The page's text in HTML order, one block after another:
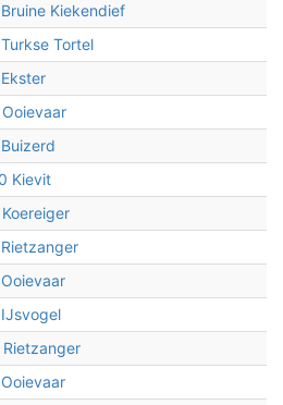
Bruine Kiekendief
Turkse Tortel
Kievit
Koereiger
Rietzanger
Ooievaar
IJsvogel
Rietzanger
Ooievaar